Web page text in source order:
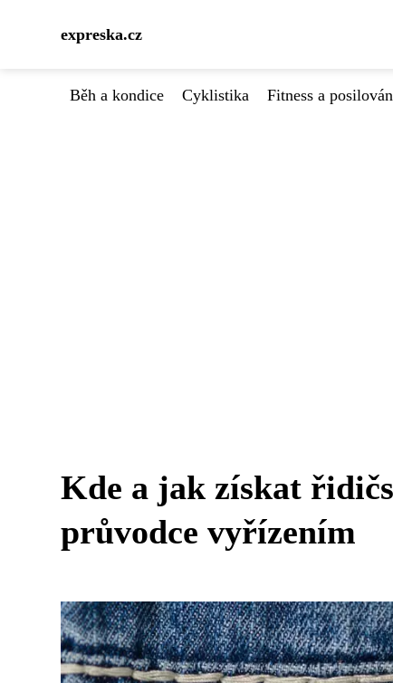
expreska.cz
Běh a kondice Cyklistika Fitness a
Kde a jak získat
průvodce vyřízením